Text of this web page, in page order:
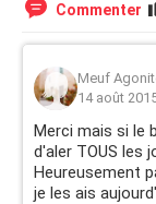
Commenter
Meuf
14 août
Merci mais si le
d'aler TOUS les
Heureusement
je les ais